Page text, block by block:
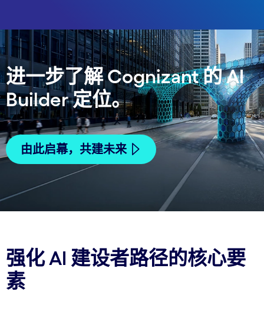
进一步了解 Cognizant 的 AI
Builder 定位。
由此启幕，共建未来
强化 AI 建设者路径的核心要
素